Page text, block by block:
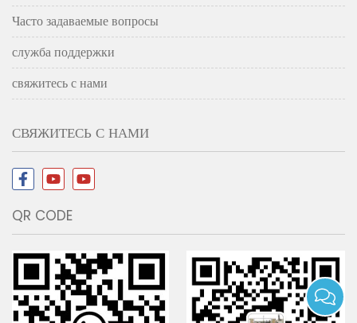
Часто задаваемые вопросы
служба поддержки
свяжитесь с нами
СВЯЖИТЕСЬ С НАМИ
QR CODE